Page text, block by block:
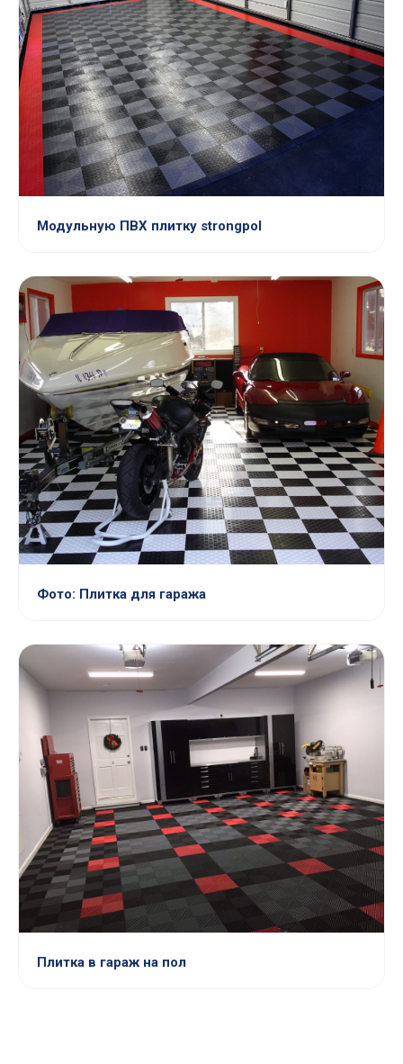
Модульную ПВХ плитку strongpol
Фото: Плитка для гаража
Плитка в гараж на пол